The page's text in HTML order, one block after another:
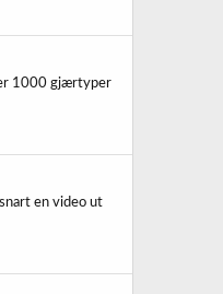
1000 gjærtyper
en video ut